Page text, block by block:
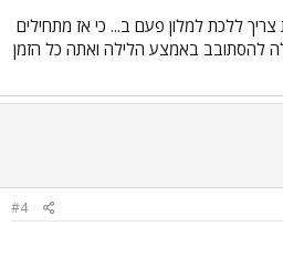
צריך ללכת למלון פעם ב... כי אז מתחילים
להסתובב באמצע הלילה ואתה כל הזמן
#4